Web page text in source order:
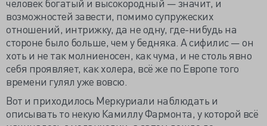
возможностей завести, помимо супружеских
отношений, интрижку, да не одну, где-нибудь на
стороне было больше, чем у бедняка. А сифилис — он
хоть и не так молниеносен, как чума, и не столь явно
себя проявляет, как холера, всё же по Европе того
времени гулял уже вовсю.
Вот и приходилось Меркуриали наблюдать и
описывать то некую Камиллу Фармонта, у которой всё